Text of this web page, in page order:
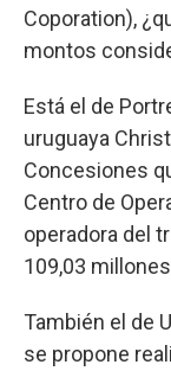
Coporation),
montos
Está el de
uruguaya
Concesiones
Centro de
operadora del
109,03
También el de
se propone